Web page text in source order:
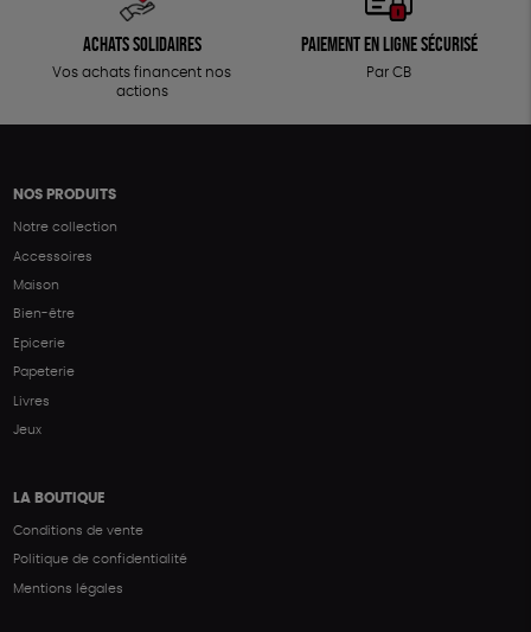
Achats solidaires
Vos achats financent nos
actions
Paiement en ligne sécurisé
Par CB
NOS PRODUITS
Notre collection
Accessoires
Maison
Bien-être
Epicerie
Papeterie
Livres
Jeux
LA BOUTIQUE
Conditions de vente
Politique de confidentialité
Mentions légales